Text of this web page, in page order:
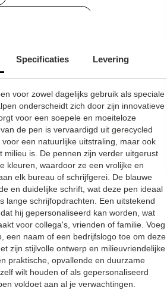
Birosmetlogo
Biroskleineoplagebedrukken
Birosbruiloft
Specificaties Levering
voor zowel dagelijks gebruik als speciale
onderscheidt zich door zijn innovatieve
voor een soepele en moeiteloze
de pen is vervaardigd uit gerecycled
een natuurlijke uitstraling, maar ook
milieu is. De pennen zijn verder uitgerust
kleuren, waardoor ze een vrolijke en
elk bureau of schrijfgerei. De blauwe
en duidelijke schrift, wat deze pen ideaal
lange schrijfopdrachten. Een uitstekend
hij gepersonaliseerd kan worden, wat
voor collega's, vrienden of familie. Voeg
een naam of een bedrijfslogo toe om deze
zijn stijlvolle ontwerp en milieuvriendelijke
praktische, opvallende en duurzame
wilt houden of als gepersonaliseerd
voldoet aan al je verwachtingen.